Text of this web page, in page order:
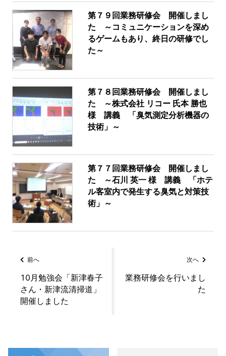
第７９回業務研修会 開催しまし
た ～コミュニケーションを深め
るゲームもあり、終日の研修でし
た～
第７８回業務研修会 開催しまし
た ～株式会社 リコー 氏本 勝也
様 講義 「臭気測定分析機器の
技術」～
第７７回業務研修会 開催しまし
た ～石川 英一 様 講義 「ホテ
ル客室内で発生する臭気と対策技
術」～
前へ
10月勉強会「新津春子
さん・新津流清掃道」
開催しました
次へ
業務研修会を行いまし
た